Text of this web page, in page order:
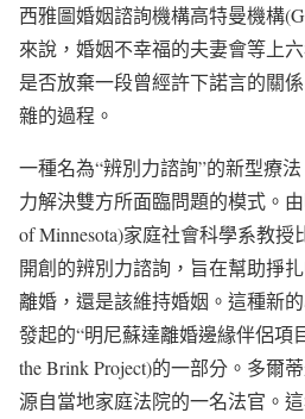
西雅圖婚姻諮詢機構高特曼機構
來說，婚姻不幸福的夫妻會等上
是否放棄一段曾經許下諾言的關
雜的過程。
一種名為“辨別力諮詢”的新型療
力解決雙方所面臨問題的模式。
of Minnesota)家庭社會科學系教授
開創的辨別力諮詢，旨在幫助掙
離婚，還是該維持婚姻。這種新
發起的“明尼蘇達離婚邊緣伴侶項
the Brink Project)的一部分。多爾
源自當地家庭法院的一名法官。